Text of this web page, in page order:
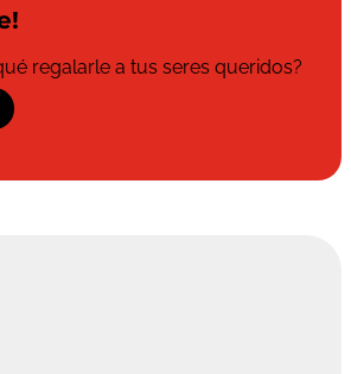
regalarle a tus seres queridos?